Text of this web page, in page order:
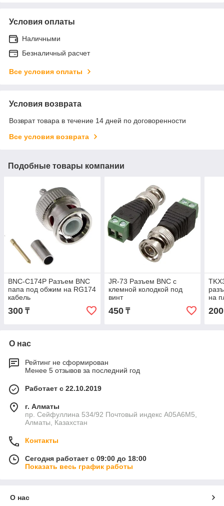
Условия оплаты
Наличными
Безналичный расчет
Все условия оплаты
Условия возврата
Возврат товара в течение 14 дней по договоренности
Все условия возврата
Подобные товары компании
BNC-C174P Разъем BNC
папа под обжим на RG174
кабель
300 ₸
JR-73 Разъем BNC с
клемной колодкой под
винт
450₸
на
200
О нас
Рейтинг не сформирован
Менее 5 отзывов за последний год
Работает с 22.10.2019
г. Алматы
пр. Сейфуллина 534/92 Почтовый индекс A05A6M5,
Алматы, Казахстан
Контакты
Сегодня работает с 09:00 до 18:00
Показать весь график работы
О нас